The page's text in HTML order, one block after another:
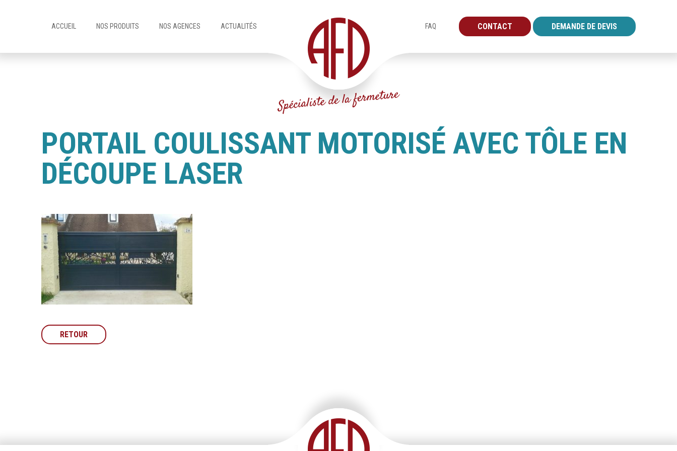
ACCUEIL NOS PRODUITS NOS AGENCES ACTUALITÉS FAQ CONTACT DEMANDE DE DEVIS
PORTAIL COULISSANT MOTORISÉ AVEC TÔLE EN
DÉCOUPE LASER
RETOUR